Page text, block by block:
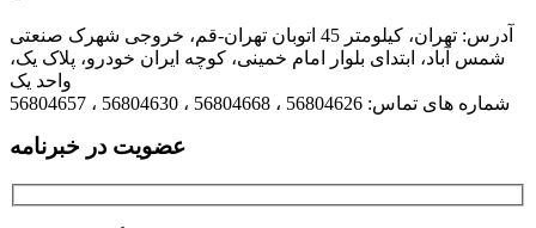
آدرس: تهران، کیلومتر 45 اتوبان تهران-قم، خروجی شهرک صنعتی
شمس آباد، ابتدای بلوار امام خمینی، کوچه ایران خودرو، پلاک یک،
واحد یک
شماره های تماس: 56804626 ، 56804668 ، 56804630 ، 56804657
عضویت در خبرنامه